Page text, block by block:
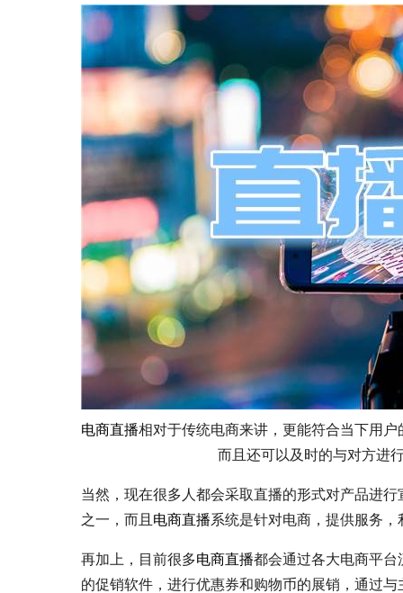
电商直播相对于传统电商来讲，更能符合当下用
而且还可以及时的与对方进
当然，现在很多人都会采取直播的形式对产品进
之一，而且 电商直播系统是针对电商，提供服务
再加上，目前很多电商直播都会通过各大电商平台
的促销软件，进行优惠券和购物币的展销，通过